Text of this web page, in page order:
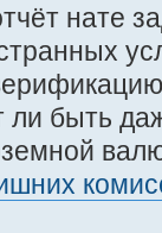
нате
быть